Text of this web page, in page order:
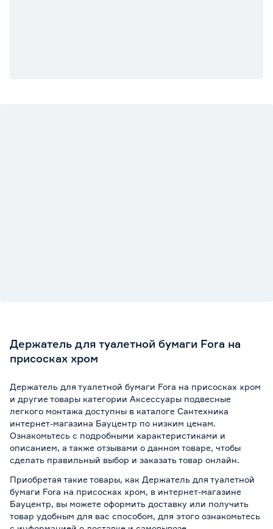
Держатель для туалетной бумаги Fora на
присосках хром
Держатель для туалетной бумаги Fora на присосках хром
и другие товары категории Аксессуары подвесные
легкого монтажа доступны в каталоге Сантехника
интернет-магазина Бауцентр по низким ценам.
Ознакомьтесь с подробными характеристиками и
описанием, а также отзывами о данном товаре, чтобы
сделать правильный выбор и заказать товар онлайн.
Приобретая такие товары, как Держатель для туалетной
бумаги Fora на присосках хром, в интернет-магазине
Бауцентр, вы можете оформить доставку или получить
товар удобным для вас способом, для этого ознакомьтесь